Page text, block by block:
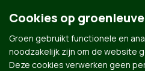
klimaatneutrale en
DessersNadat Groen...
Cookies op
Groen gebruikt functionele en
noodzakelijk zijn om de website
Deze cookies verwerken geen